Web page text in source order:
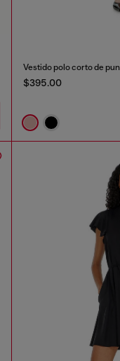
Vestido polo corto de
$395.00